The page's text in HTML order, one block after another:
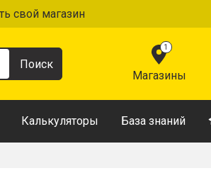
свой магазин
1
Магазины
Калькуляторы База знаний